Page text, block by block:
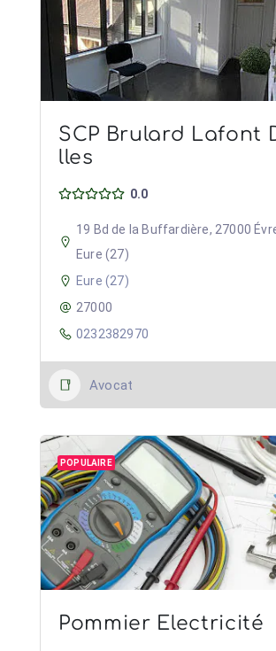
SCP Brulard Lafont
lles
0.0
19 Bd de la Buffardière, 27000
Eure (27)
Eure (27)
27000
0232382970
Avocat
POPULAIRE
Pommier Electricité